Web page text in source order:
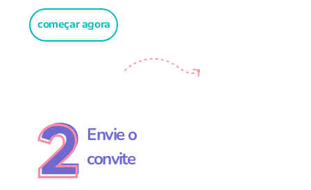
começar agora
Envie o
convite